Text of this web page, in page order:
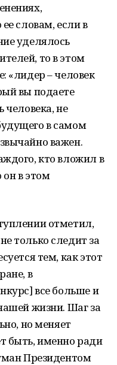
словам, если в
уделялось
то в этом
«лидер – человек
вы подаете
человека, не
в самом
важен.
кто вложил в
он в этом
отметил,
только следит за
тем, как этот
в
все больше и
жизни. Шаг за
но меняет
быть, именно ради
Президентом